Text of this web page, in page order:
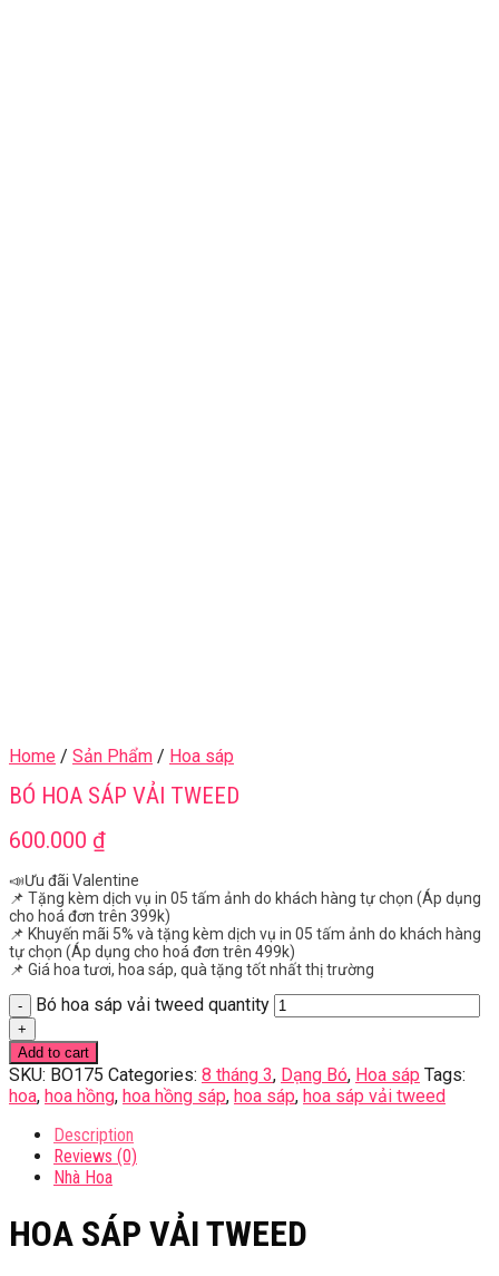
Home / Sản Phẩm / Hoa sáp
BÓ HOA SÁP VẢI TWEED
600.000 ₫
📣Ưu đãi Valentine
📌 Tặng kèm dịch vụ in 05 tấm ảnh do khách hàng tự chọn (Áp dụng
cho hoá đơn trên 399k)
📌 Khuyến mãi 5% và tặng kèm dịch vụ in 05 tấm ảnh do khách hàng
tự chọn (Áp dụng cho hoá đơn trên 499k)
📌 Giá hoa tươi, hoa sáp, quà tặng tốt nhất thị trường
Bó hoa sáp vải tweed quantity
Add to cart
SKU: BO175 Categories: 8 tháng 3, Dạng Bó, Hoa sáp Tags:
hoa, hoa hồng, hoa hồng sáp, hoa sáp, hoa sáp vải tweed
Description
Reviews (0)
Nhà Hoa
HOA SÁP VẢI TWEED